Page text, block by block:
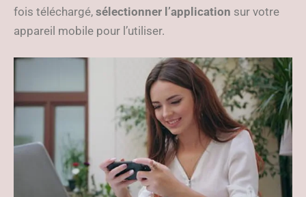
fois téléchargé, sélectionner l’application sur votre
appareil mobile pour l’utiliser.